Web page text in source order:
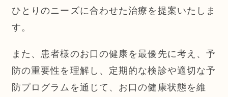
ひとりのニーズに合わせた治療を提案いたしま
す。
また、患者様のお口の健康を最優先に考え、予
防の重要性を理解し、定期的な検診や適切な予
防プログラムを通じて、お口の健康状態を維